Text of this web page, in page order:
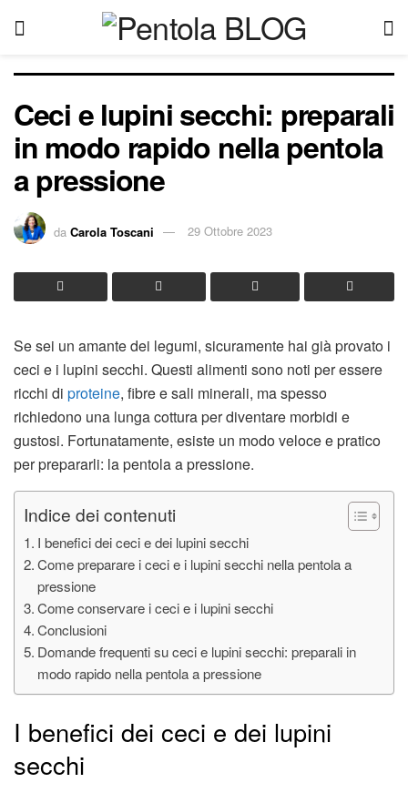
Ceci e lupini secchi: preparali
in modo rapido nella pentola
a pressione
da Carola Toscani 29 Ottobre 2023
Se sei un amante dei legumi, sicuramente hai già provato i
ceci e i lupini secchi. Questi alimenti sono noti per essere
ricchi di proteine, fibre e sali minerali, ma spesso
richiedono una lunga cottura per diventare morbidi e
gustosi. Fortunatamente, esiste un modo veloce e pratico
per prepararli: la pentola a pressione.
Indice dei contenuti
I benefici dei ceci e dei lupini secchi
Come preparare i ceci e i lupini secchi nella pentola a
pressione
Come conservare i ceci e i lupini secchi
Conclusioni
Domande frequenti su ceci e lupini secchi: preparali in
modo rapido nella pentola a pressione
I benefici dei ceci e dei lupini
secchi